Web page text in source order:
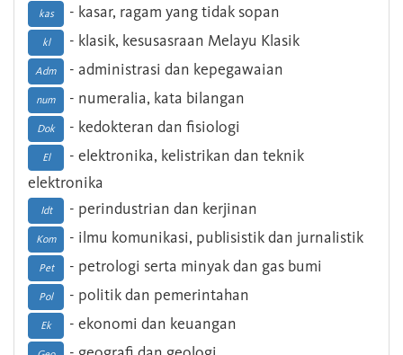
kas - kasar, ragam yang tidak sopan
kl - klasik, kesusasraan Melayu Klasik
Adm - administrasi dan kepegawaian
num - numeralia, kata bilangan
Dok - kedokteran dan fisiologi
El
- elektronika, kelistrikan dan teknik
elektronika
Idt - perindustrian dan kerjinan
Kom - ilmu komunikasi, publisistik dan jurnalistik
Pet - petrologi serta minyak dan gas bumi
Pol - politik dan pemerintahan
Ek - ekonomi dan keuangan